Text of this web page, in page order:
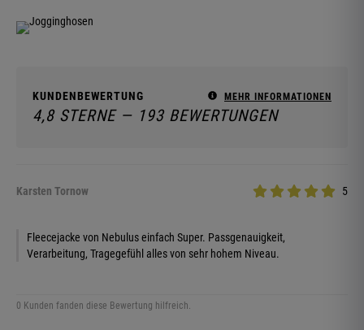
KUNDENBEWERTUNG MEHR INFORMATIONEN
4,8 STERNE — 193 BEWERTUNGEN
Karsten Tornow 5
Fleecejacke von Nebulus einfach Super. Passgenauigkeit,
Verarbeitung, Tragegefühl alles von sehr hohem Niveau.
0 Kunden fanden diese Bewertung hilfreich.